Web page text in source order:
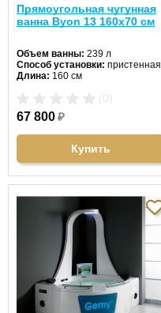
Прямоугольная чугунная
ванна Byon 13 160х70 см
Объем ванны: 239 л
Способ установки: пристенная
Длина: 160 см
Форма:прямоугольная
Материал:
67 800₽
Купить